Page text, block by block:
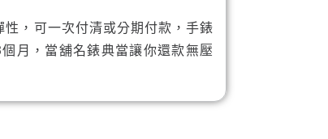
性，可一次付清或分期付款，手錶
月，當舖名錶典當讓你還款無壓